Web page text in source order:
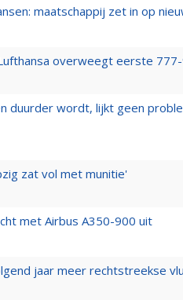
maatschappij zet in op
overweegt eerste
duurder wordt, lijkt geen
zat vol met munitie'
met Airbus A350-900 uit
jaar meer rechtstreekse